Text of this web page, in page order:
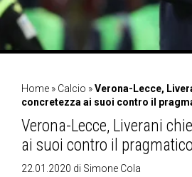
Home » Calcio »Verona-Lecce,
concretezza ai suoi contro il
Verona-Lecce, Liverani
ai suoi contro il
22.01.2020 di Simone Cola